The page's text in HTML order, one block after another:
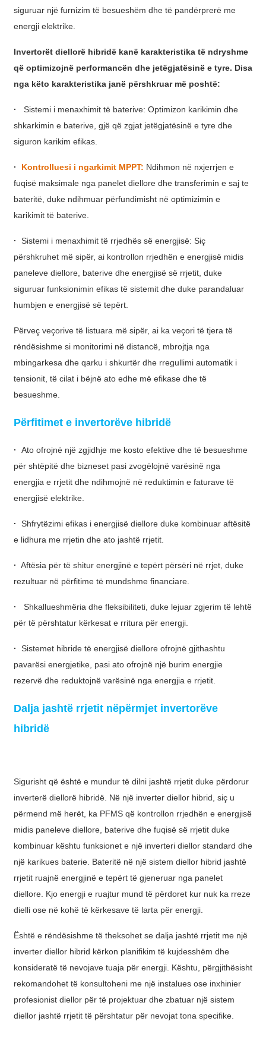
Xhosa
Kiswahili
Hrvatski
русский
اردو
తెలుగు
ਪੰਜਾਬੀ
മലയാളം
dansk
मराठी
ଓଡ଼ିଆ
bahasa Indonesia
հայերեն
Azərbaycan
עִבְרִית
O'zbek
繁體中文
中文
ئۇيغۇرچە
Hmong
siguruar një furnizim të besueshëm dhe të pandërprerë me
energji elektrike.
Invertorët diellorë hibridë kanë karakteristika të ndryshme
që optimizojnë performancën dhe jetëgjatësinë e tyre. Disa
nga këto karakteristika janë përshkruar më poshtë:
·
Sistemi i menaxhimit të baterive: Optimizon karikimin dhe
shkarkimin e baterive, gjë që zgjat jetëgjatësinë e tyre dhe
siguron karikim efikas.
· Kontrolluesi i ngarkimit MPPT: Ndihmon në nxjerrjen e
fuqisë maksimale nga panelet diellore dhe transferimin e saj te
bateritë, duke ndihmuar përfundimisht në optimizimin e
karikimit të baterive.
·
Sistemi i menaxhimit të rrjedhës së energjisë: Siç
përshkruhet më sipër, ai kontrollon rrjedhën e energjisë midis
paneleve diellore, baterive dhe energjisë së rrjetit, duke
siguruar funksionimin efikas të sistemit dhe duke parandaluar
humbjen e energjisë së tepërt.
Përveç veçorive të listuara më sipër, ai ka veçori të tjera të
rëndësishme si monitorimi në distancë, mbrojtja nga
mbingarkesa dhe qarku i shkurtër dhe rregullimi automatik i
tensionit, të cilat i bëjnë ato edhe më efikase dhe të
besueshme.
Përfitimet e invertorëve hibridë
·
Ato ofrojnë një zgjidhje me kosto efektive dhe të besueshme
për shtëpitë dhe bizneset pasi zvogëlojnë varësinë nga
energjia e rrjetit dhe ndihmojnë në reduktimin e faturave të
energjisë elektrike.
·
Shfrytëzimi efikas i energjisë diellore duke kombinuar aftësitë
e lidhura me rrjetin dhe ato jashtë rrjetit.
· Aftësia për të shitur energjinë e tepërt përsëri në rrjet, duke
rezultuar në përfitime të mundshme financiare.
·
Shkallueshmëria dhe fleksibiliteti, duke lejuar zgjerim të lehtë
për të përshtatur kërkesat e rritura për energji.
·
Sistemet hibride të energjisë diellore ofrojnë gjithashtu
pavarësi energjetike, pasi ato ofrojnë një burim energjie
rezervë dhe reduktojnë varësinë nga energjia e rrjetit.
Dalja jashtë rrjetit nëpërmjet invertorëve
hibridë
Sigurisht që është e mundur të dilni jashtë rrjetit duke përdorur
inverterë diellorë hibridë. Në një inverter diellor hibrid, siç u
përmend më herët, ka PFMS që kontrollon rrjedhën e energjisë
midis paneleve diellore, baterive dhe fuqisë së rrjetit duke
kombinuar kështu funksionet e një inverteri diellor standard dhe
një karikues baterie. Bateritë në një sistem diellor hibrid jashtë
rrjetit ruajnë energjinë e tepërt të gjeneruar nga panelet
diellore. Kjo energji e ruajtur mund të përdoret kur nuk ka rreze
dielli ose në kohë të kërkesave të larta për energji.
Është e rëndësishme të theksohet se dalja jashtë rrjetit me një
inverter diellor hibrid kërkon planifikim të kujdesshëm dhe
konsideratë të nevojave tuaja për energji. Kështu, përgjithësisht
rekomandohet të konsultoheni me një instalues ​​ose inxhinier
profesionist diellor për të projektuar dhe zbatuar një sistem
diellor jashtë rrjetit të përshtatur për nevojat tona specifike.